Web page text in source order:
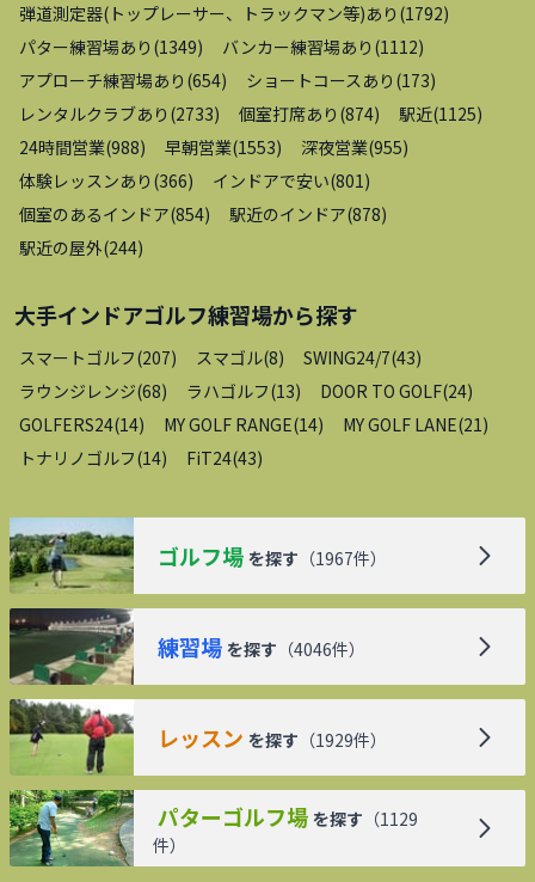
弾道測定器(トップレーサー、トラックマン等)あり (1792)
パター練習場あり (1349) バンカー練習場あり (1112)
アプローチ練習場あり (654) ショートコースあり (173)
レンタルクラブあり (2733) 個室打席あり (874) 駅近(1125)
24時間営業(988) 早朝営業(1553) 深夜営業(955)
体験レッスンあり (366) インドアで安い(801)
個室のあるインドア(854) 駅近のインドア(878)
駅近の屋外(244)
大手インドアゴルフ練習場から探す
スマートゴルフ(207) スマゴル(8) SWING24/7(43)
ラウンジレンジ(68) ラハゴルフ(13) DOOR TO GOLF(24)
GOLFERS24(14) MY GOLF RANGE(14) MY GOLF LANE(21)
トナリノゴルフ(14) FiT24(43)
ゴルフ場 を探す （1967件）
練習場 を探す （4046件）
レッスン を探す （1929件）
パターゴルフ場 を探す （1129
件）